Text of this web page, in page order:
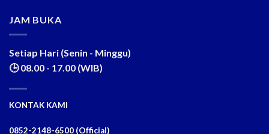
JAM BUKA
Setiap Hari (Senin - Minggu)
🕒 08.00 - 17.00 (WIB)
KONTAK KAMI
0852-2148-6500 (Official)